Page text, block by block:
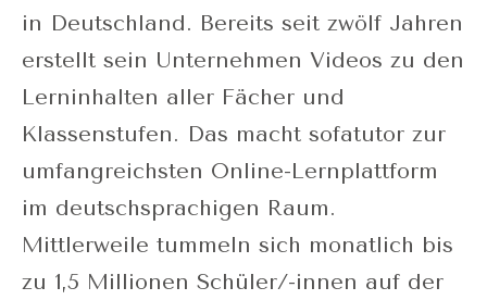
in Deutschland. Bereits seit zwölf Jahren
erstellt sein Unternehmen Videos zu den
Lerninhalten aller Fächer und
Klassenstufen. Das macht sofatutor zur
umfangreichsten Online-Lernplattform
im deutschsprachigen Raum.
Mittlerweile tummeln sich monatlich bis
zu 1,5 Millionen Schüler/-innen auf der